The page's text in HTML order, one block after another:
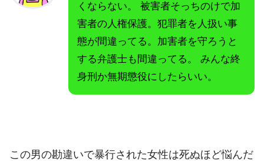
くならない。 被害者そっちのけで加
害者の人権保護。犯罪者を人扱い事
態が間違ってる。加害者を守ろうと
する弁護士も間違ってる。 みんな終
身刑か無期懲役にしたらいい。
この男の勘違いで暴行された女性は死ぬほど悩んだ